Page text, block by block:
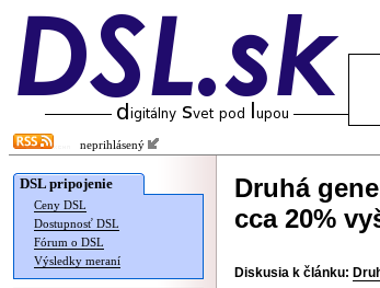
neprihlásený
DSL pripojenie
Ceny DSL
Dostupnosť DSL
Fórum o DSL
Výsledky meraní
Druhá
cca 20%
Diskusia k článku: